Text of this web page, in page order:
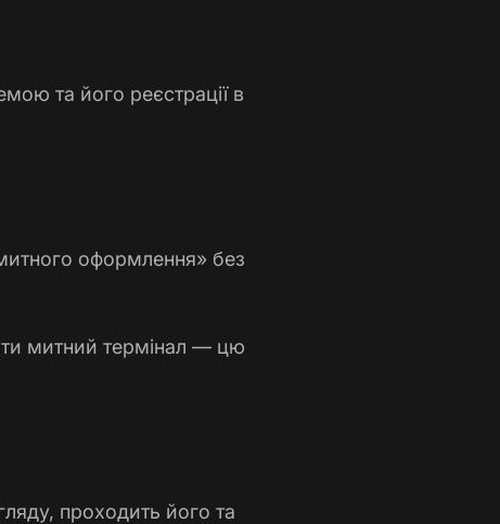
та його реєстрації в
оформлення» без
митний термінал — цю
проходить його та